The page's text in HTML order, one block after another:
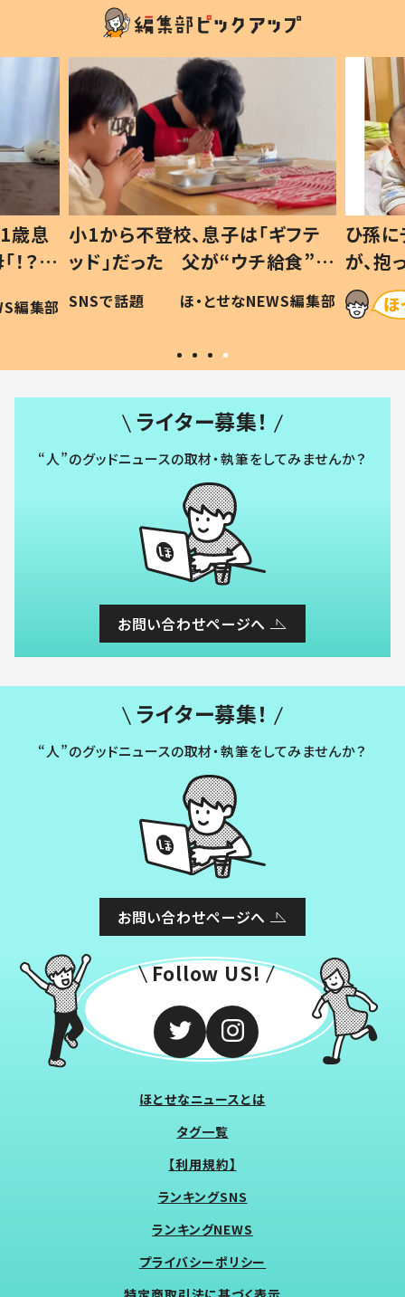
歳息
？」
編集部
小1から不登校、息子は「ギフテ
ッド」だった 父が“ウチ給食”を
作り続ける理由とは #令和の親
#令和の子
SNSで話題 ほ・とせなNEWS編集部
ひ孫
が、
「涙が
い」
ライター募集！
“人”のグッドニュースの取材・執筆をしてみませんか？
お問い合わせページへ
ライター募集！
“人”のグッドニュースの取材・執筆をしてみませんか？
お問い合わせページへ
Follow US!
ほとせなニュースとは
タグ一覧
【利用規約】
ランキングSNS
ランキングNEWS
プライバシーポリシー